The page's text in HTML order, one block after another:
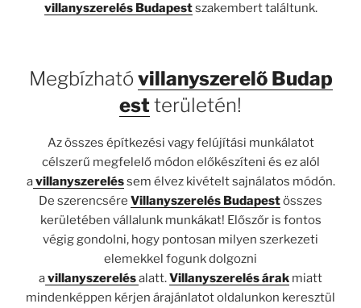
villanyszerelés Budapestszakembert találtunk.
Megbízhatóvillanyszerelő Budap
estterületén!
Az összes építkezési vagy felújítási munkálatot
célszerű megfelelő módon előkészíteni és ez alól
avillanyszereléssem élvez kivételt sajnálatos módón.
De szerencsére Villanyszerelés Budapestösszes
kerületében vállalunk munkákat! Előszőr is fontos
végig gondolni, hogy pontosan milyen szerkezeti
elemekkel fogunk dolgozni
avillanyszerelésalatt.Villanyszerelés árak miatt
mindenképpen kérjen árajánlatot oldalunkon keresztül